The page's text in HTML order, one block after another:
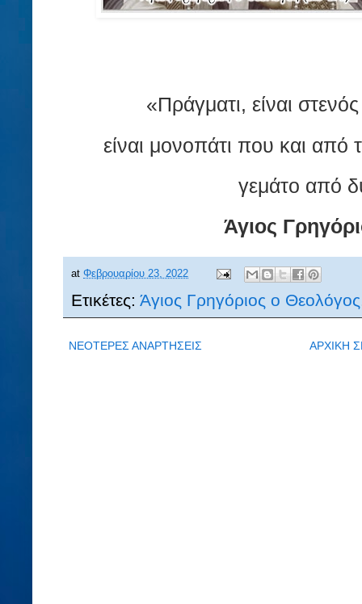
«Πράγματι, είναι
είναι μονοπάτι που και από
γεμάτο από
Άγιος
at Φεβρουαρίου 23, 2022
Ετικέτες: Άγιος Γρηγόριος ο Θεολόγος
ΝΕΟΤΕΡΕΣ ΑΝΑΡΤΗΣΕΙΣ ΑΡΧΙΚΗ